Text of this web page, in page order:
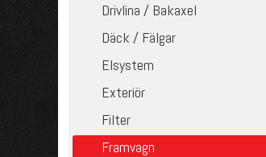
Drivlina / Bakaxel
Däck / Fälgar
Elsystem
Exteriör
Filter
Framvagn